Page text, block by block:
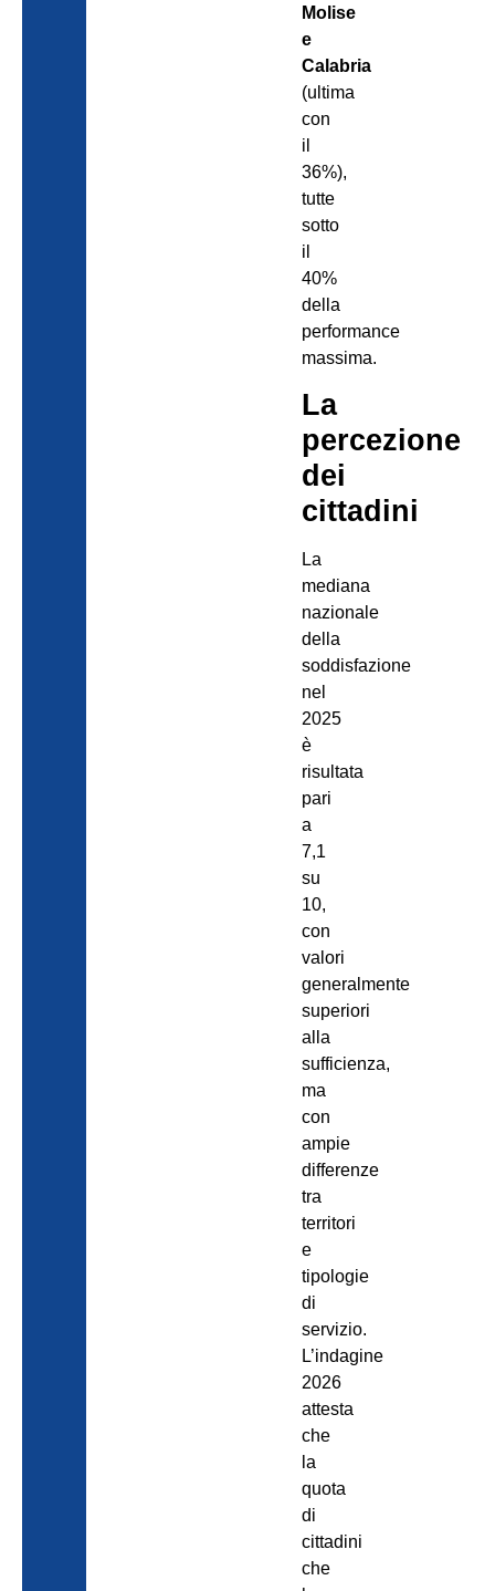
Molise
e
Calabria
(ultima
con
il
36%),
tutte
sotto
il
40%
della
performance
massima.
La
percezione
dei
cittadini
La
mediana
nazionale
della
soddisfazione
nel
2025
è
risultata
pari
a
7,1
su
10,
con
valori
generalmente
superiori
alla
sufficienza,
ma
con
ampie
differenze
tra
territori
e
tipologie
di
servizio.
L’indagine
2026
attesta
che
la
quota
di
cittadini
che